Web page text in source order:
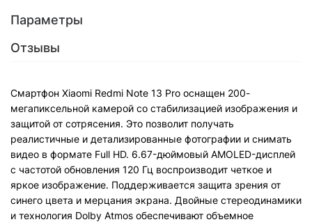
Параметры
Отзывы
Смартфон Xiaomi Redmi Note 13 Pro оснащен 200-
мегапиксельной камерой со стабилизацией изображения и
защитой от сотрясения. Это позволит получать
реалистичные и детализированные фотографии и снимать
видео в формате Full HD. 6.67-дюймовый AMOLED-дисплей
с частотой обновления 120 Гц воспроизводит четкое и
яркое изображение. Поддерживается защита зрения от
синего цвета и мерцания экрана. Двойные стереодинамики
и технология Dolby Atmos обеспечивают объемное